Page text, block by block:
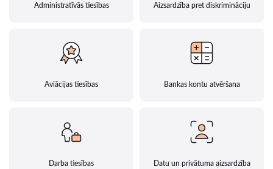
Administratīvās tiesības Aizsardzība pret diskrimināciju
Aviācijas tiesības Bankas kontu atvēršana
Darba tiesības Datu un privātuma aizsardzība